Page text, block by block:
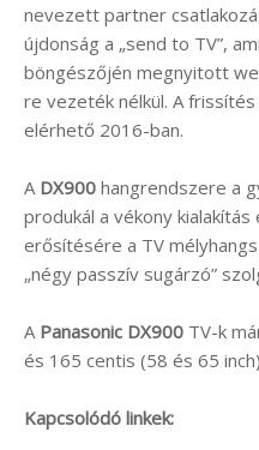
nevezett partner
újdonság a „send to TV”,
böngészőjén megnyitott
re vezeték nélkül. A
elérhető 2016-ban.
A DX900 hangrendszere a
produkál a vékony
erősítésére a TV
„négy passzív sugárzó”
A Panasonic DX900 TV-k
és 165 centis (58 és 65
Kapcsolódó linkek: